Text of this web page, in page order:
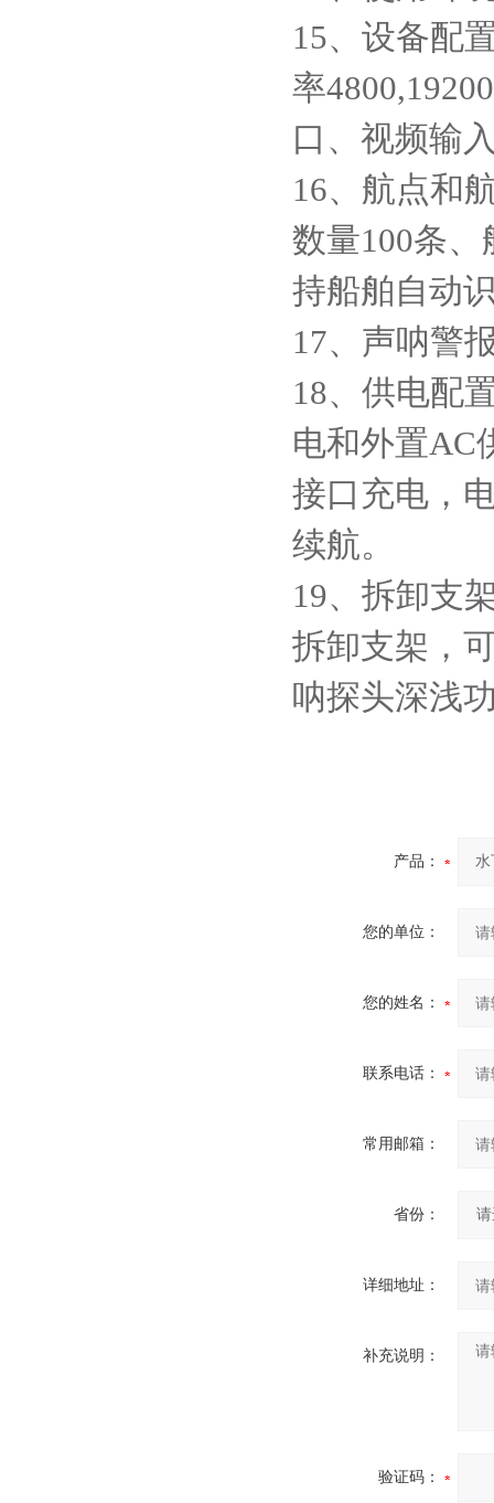
15、设备配
率
口、视频输
16、航点和
数量100条
持船舶自动
17、声呐警
18、供电配
电和外置AC
接口充电，
续航。
19、拆卸支
拆卸支架，
呐探头深浅
产品：
您的单位：
您的姓名：
联系电话：
常用邮箱：
省份：
详细地址：
补充说明：
验证码：